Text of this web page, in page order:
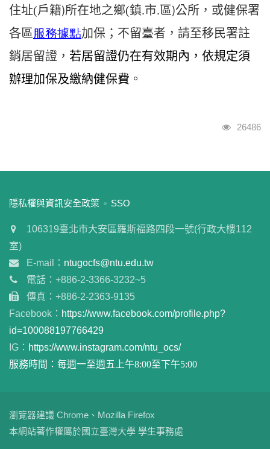
住址(戶籍)所在地之鄉(鎮.市.區 )公所，或健保署
各區 服務據點加保；不留臺者，請至移民署註
銷居留證， 若居留證仍在有效期內，依規定須
辦理加保及繳納健保費 。
瀏覽人次
26486
:::
隱私權與資訊安全政策 SSO
106319臺北市大安區羅斯福路四段一號(行政大樓112
室)
E-mail： ntugocfs@ntu.edu.tw
電話：+886-2-3366-3232~5
傳真：+886-2-2363-9135
Facebook： https://www.facebook.com/profile.php?
id=100088197766429
IG： https://www.instagram.com/ntu_ocs/
服務時間：每週一至週五上午8:00至下午5:00
瀏覽器建議 Chrome、Mozilla Firefox
本網站著作權屬於國立臺灣大學 學生事務處